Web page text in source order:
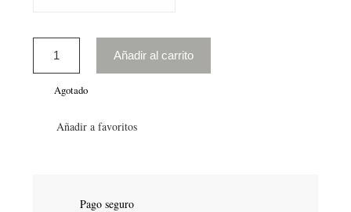
Añadir al carrito
Agotado
Añadir a favoritos
Pago seguro